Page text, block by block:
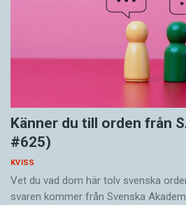
Känner du till orden från
#625)
KVISS
Vet du vad dom här tolv svenska
svaren kommer från Svenska